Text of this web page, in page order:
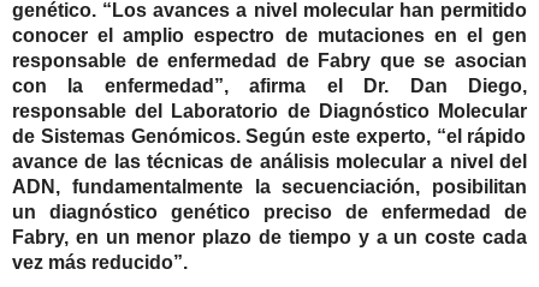
genético. “Los avances a nivel molecular han permitido
conocer el amplio espectro de mutaciones en el gen
responsable de enfermedad de Fabry que se asocian
con la enfermedad”, afirma el Dr. Dan Diego,
responsable del Laboratorio de Diagnóstico Molecular
de Sistemas Genómicos. Según este experto, “el rápido
avance de las técnicas de análisis molecular a nivel del
ADN, fundamentalmente la secuenciación, posibilitan
un diagnóstico genético preciso de enfermedad de
Fabry, en un menor plazo de tiempo y a un coste cada
vez más reducido”.